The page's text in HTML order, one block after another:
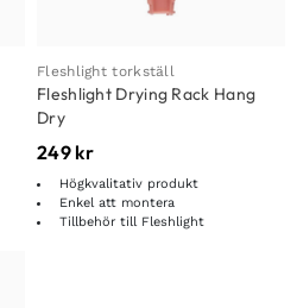
Fleshlight torkställ
Fleshlight Drying Rack Hang
Dry
249 kr
Högkvalitativ produkt
Enkel att montera
Tillbehör till Fleshlight